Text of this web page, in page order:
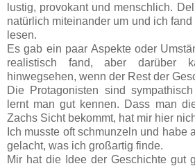
lustig, provokant und menschlich.
natürlich miteinander um und ich
lesen.
Es gab ein paar Aspekte oder
realistisch fand, aber darüber
hinwegsehen, wenn der Rest der
Die Protagonisten sind
lernt man gut kennen. Dass man
Zachs Sicht bekommt, hat mir hier
Ich musste oft schmunzeln und habe
gelacht, was ich großartig finde.
Mir hat die Idee der Geschichte gut